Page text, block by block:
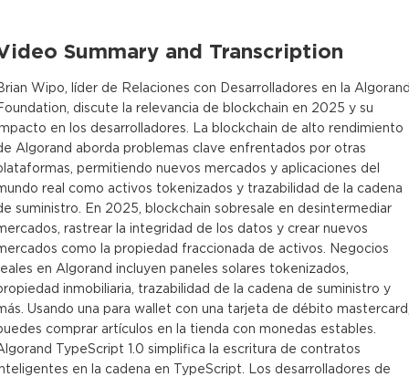
Summary and Transcription
Wipo, líder de Relaciones con Desarrolladores en la
discute la relevancia de blockchain en 2025 y su
en los desarrolladores. La blockchain de alto rendimiento
Algorand aborda problemas clave enfrentados por otras
permitiendo nuevos mercados y aplicaciones del
real como activos tokenizados y trazabilidad de la cadena
suministro. En 2025, blockchain sobresale en desintermediar
rastrear la integridad de los datos y crear nuevos
como la propiedad fraccionada de activos. Negocios
en Algorand incluyen paneles solares tokenizados,
inmobiliaria, trazabilidad de la cadena de suministro y
Usando una para wallet con una tarjeta de débito
comprar artículos en la tienda con monedas estables.
TypeScript 1.0 simplifica la escritura de contratos
en la cadena en TypeScript. Los desarrolladores de